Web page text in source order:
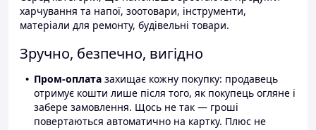
харчування та напої, зоотовари, інструменти,
матеріали для ремонту, будівельні товари.
Зручно, безпечно, вигідно
Пром-оплата захищає кожну покупку: продавець
отримує кошти лише після того, як покупець огляне і
забере замовлення. Щось не так — гроші
повертаються автоматично на картку. Плюс не